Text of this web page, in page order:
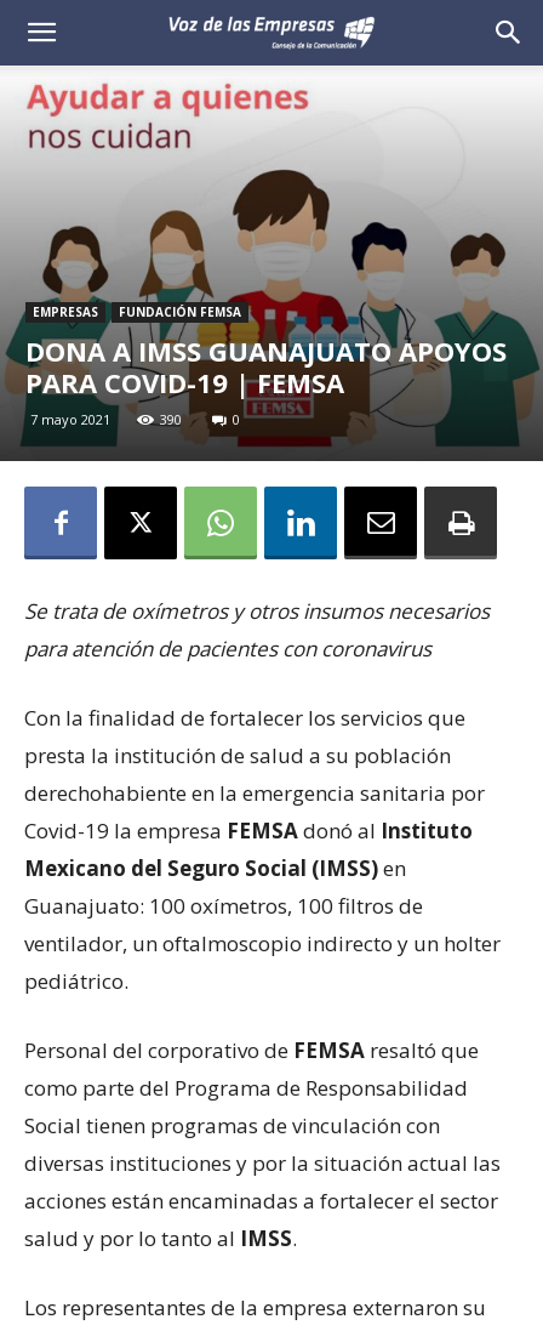
Voz
EMPRESAS FUNDACIÓN FEMSA
DONA A IMSS GUANAJUATO APOYOS
PARA COVID-19 | FEMSA
7 mayo 2021 390 0
Se trata de oxímetros y otros insumos necesarios
para atención de pacientes con coronavirus
Con la finalidad de fortalecer los servicios que
presta la institución de salud a su población
derechohabiente en la emergencia sanitaria por
Covid-19 la empresa FEMSAdonó al Instituto
Mexicano del Seguro Social (IMSS)en
Guanajuato: 100 oxímetros, 100 filtros de
ventilador, un oftalmoscopio indirecto y un holter
pediátrico.
Personal del corporativo de FEMSA resaltó que
como parte del Programa de Responsabilidad
Social tienen programas de vinculación con
diversas instituciones y por la situación actual las
acciones están encaminadas a fortalecer el sector
salud y por lo tanto al IMSS.
Los representantes de la empresa externaron su